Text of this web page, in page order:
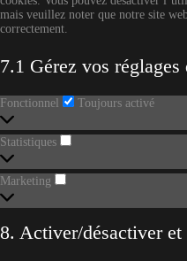
mais veuillez noter que notre site
correctement.
7.1 Gérez vos réglages
Fonctionnel Fonctionnel
Toujours activé
Statistiques Statistiques
Marketing Marketing
8. Activer/désactiver